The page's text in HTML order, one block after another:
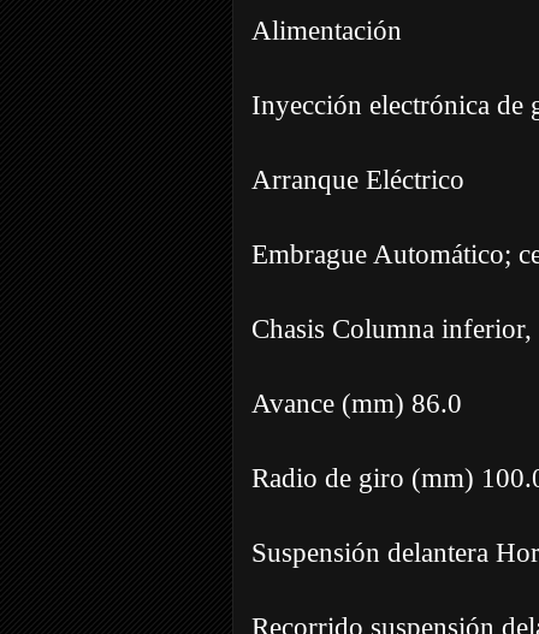
Alimentación
Inyección electrónica de
Arranque Eléctrico
Embrague Automático;
Chasis Columna
Avance (mm) 86.0
Radio de giro (mm)
Suspensión delantera
Recorrido suspensión